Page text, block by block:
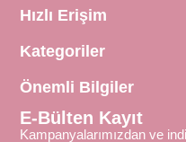
Hızlı Erişim
Kategoriler
Önemli Bilgiler
E-Bülten Kayıt
Kampanyalarımızdan ve